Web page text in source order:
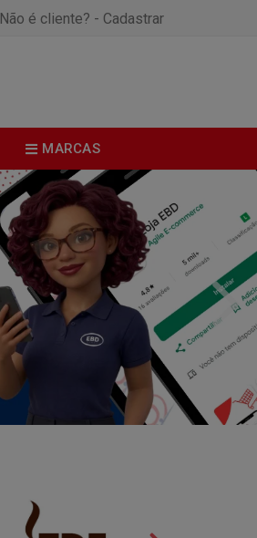
Não é cliente? - Cadastrar
MARCAS